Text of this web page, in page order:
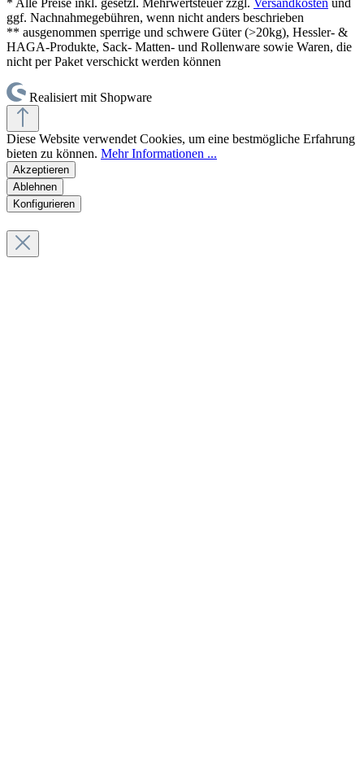
ggf. Nachnahmegebühren, wenn nicht anders beschrieben
** ausgenommen sperrige und schwere Güter (>20kg), Hessler- &
HAGA-Produkte, Sack- Matten- und Rollenware sowie Waren, die
nicht per Paket verschickt werden können
Realisiert mit Shopware
Diese Website verwendet Cookies, um eine bestmögliche Erfahrung
bieten zu können. Mehr Informationen ...
Akzeptieren
Ablehnen
Konfigurieren